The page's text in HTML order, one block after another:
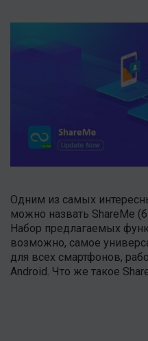
Одним из самых
можно назвать ShareMe
Набор предлагаемых
возможно, самое
для всех смартфонов,
Android. Что же такое